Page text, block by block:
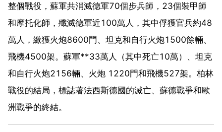
整個戰役，蘇軍共消滅德軍70個步兵師，23個裝甲師
和摩托化師，殲滅德軍近100萬人，其中俘獲官兵約48
萬人，繳獲火炮8600門、坦克和自行火炮1500餘輛、
飛機4500架。蘇軍**33萬人（其中死亡10萬）、坦克
和自行火炮2156輛、火炮 1220門和飛機527架。柏林
戰役的結局，標誌著法西斯德國的滅亡、蘇德戰爭和歐
洲戰爭的終結。